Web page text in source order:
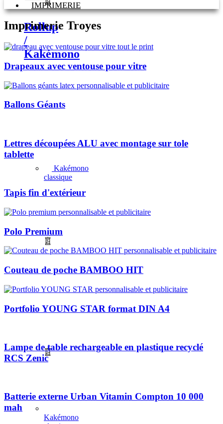
Kakémono
classique
IMPRIMERIE
Rollup
/
Kakémono
Kakémono
Imprimerie Troyes
Drapeaux avec ventouse pour vitre
Ballons Géants
Lettres découpées ALU avec montage sur tole
tablette
Tapis fin d'extérieur
Polo Premium
Couteau de poche BAMBOO HIT
Portfolio YOUNG STAR format DIN A4
Lampe de table rechargeable en plastique recyclé
RCS Zenic
Batterie externe Urban Vitamin Compton 10 000
mah